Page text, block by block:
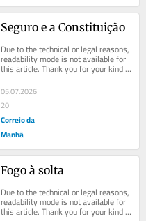
Seguro e a Constituição
Due to the technical or legal reasons,
readability mode is not available for
this article. Thank you for your kind
05.07.2026
20
Correio da
Manhã
Fogo à solta
Due to the technical or legal reasons,
readability mode is not available for
this article. Thank you for your kind